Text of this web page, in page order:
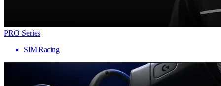
PRO Series
SIM Racing